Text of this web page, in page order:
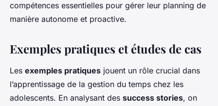
compétences essentielles pour gérer leur planning de
manière autonome et proactive.
Exemples pratiques et études de cas
Les exemples pratiques jouent un rôle crucial dans
l’apprentissage de la gestion du temps chez les
adolescents. En analysant des success stories, on